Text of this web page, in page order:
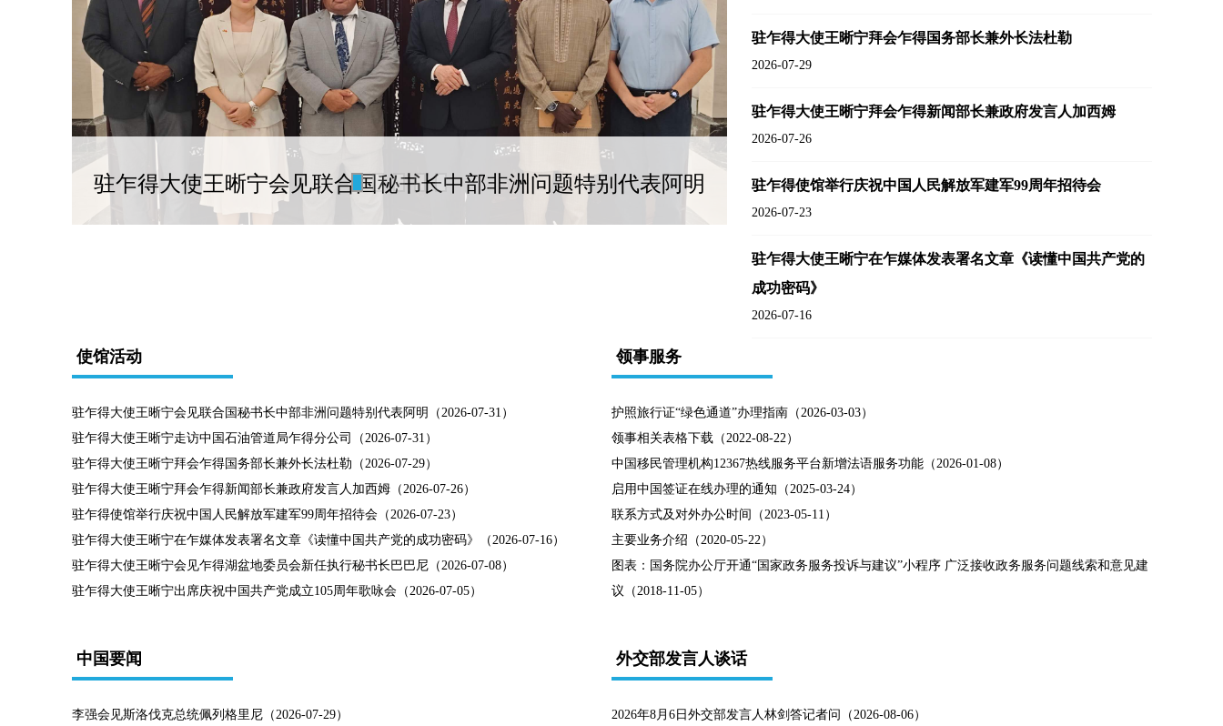
驻乍得大使王晰宁会见联合国秘书长中部非洲问题特别代表阿明 驻乍得大使王晰宁走访中国石油管道局乍
驻乍得大使王晰宁拜会乍得国务部长兼外长法杜勒
2026-07-29
驻乍得大使王晰宁拜会乍得新闻部长兼政府发言人加西姆
2026-07-26
驻乍得使馆举行庆祝中国人民解放军建军99周年招待会
2026-07-23
驻乍得大使王晰宁在乍媒体发表署名文章《读懂中国共产党的
成功密码》
2026-07-16
使馆活动
驻乍得大使王晰宁会见联合国秘书长中部非洲问题特别代表阿明（2026-07-31）
驻乍得大使王晰宁走访中国石油管道局乍得分公司（2026-07-31）
驻乍得大使王晰宁拜会乍得国务部长兼外长法杜勒（2026-07-29）
驻乍得大使王晰宁拜会乍得新闻部长兼政府发言人加西姆（2026-07-26）
驻乍得使馆举行庆祝中国人民解放军建军99周年招待会（2026-07-23）
驻乍得大使王晰宁在乍媒体发表署名文章《读懂中国共产党的成功密码》（2026-07-16）
驻乍得大使王晰宁会见乍得湖盆地委员会新任执行秘书长巴巴尼（2026-07-08）
驻乍得大使王晰宁出席庆祝中国共产党成立105周年歌咏会（2026-07-05）
领事服务
护照旅行证“绿色通道”办理指南（2026-03-03）
领事相关表格下载（2022-08-22）
中国移民管理机构12367热线服务平台新增法语服务功能（2026-01-08）
启用中国签证在线办理的通知（2025-03-24）
联系方式及对外办公时间（2023-05-11）
主要业务介绍（2020-05-22）
图表：国务院办公厅开通“国家政务服务投诉与建议”小程序 广泛接收政务服务问题线索和意见建
议（2018-11-05）
中国要闻
李强会见斯洛伐克总统佩列格里尼（2026-07-29）
外交部发言人谈话
2026年8月6日外交部发言人林剑答记者问（2026-08-06）